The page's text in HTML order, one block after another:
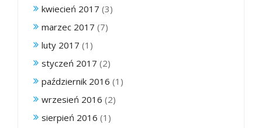
kwiecień 2017 (3)
marzec 2017 (7)
luty 2017 (1)
styczeń 2017 (2)
październik 2016 (1)
wrzesień 2016 (2)
sierpień 2016 (1)